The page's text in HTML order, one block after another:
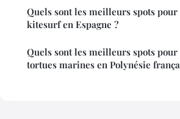
Quels sont les meilleurs spots
kitesurf en Espagne ?
Quels sont les meilleurs spots
tortues marines en Polynésie